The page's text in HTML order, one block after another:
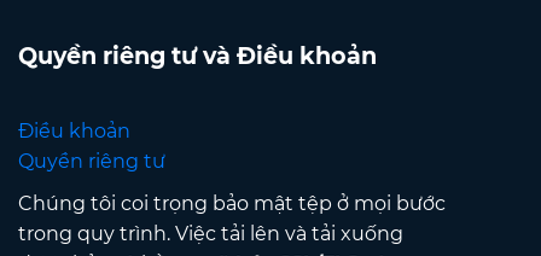
Quyền riêng tư và Điều khoản
Điều khoản
Quyền riêng tư
Chúng tôi coi trọng bảo mật tệp ở mọi bước
trong quy trình. Việc tải lên và tải xuống